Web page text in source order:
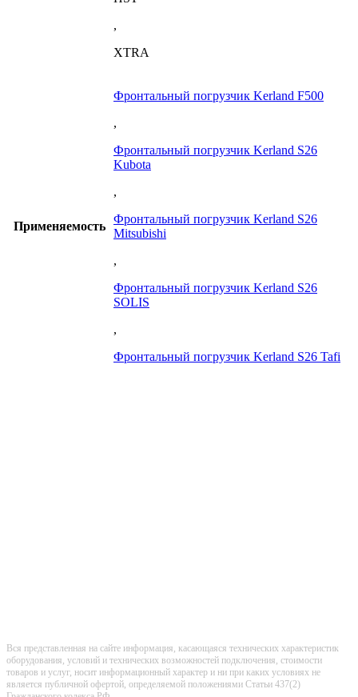
,
XTRA
Применяемость
Фронтальный погрузчик Kerland F500
,
Фронтальный погрузчик Kerland S26
Kubota
,
Фронтальный погрузчик Kerland S26
Mitsubishi
,
Фронтальный погрузчик Kerland S26
SOLIS
,
Фронтальный погрузчик Kerland S26 Tafi
Вся представленная на сайте информация, касающаяся технических характеристик
оборудования, условий и технических возможностей подключения, стоимости
товаров и услуг, носит информационный характер и ни при каких условиях не
является публичной офертой, определяемой положениями Статьи 437(2)